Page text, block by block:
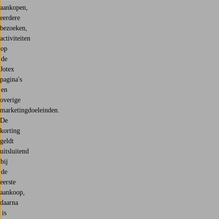
aankopen,
eerdere
bezoeken,
activiteiten
op
de
Jotex
pagina's
en
overige
marketingdoeleinden.
De
korting
geldt
uitsluitend
bij
de
eerste
aankoop,
daarna
is